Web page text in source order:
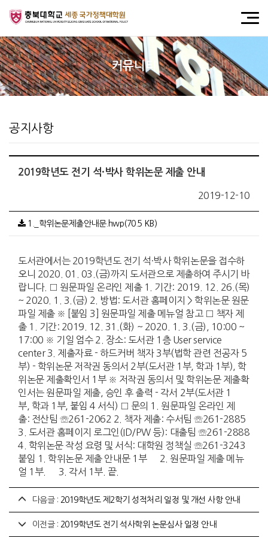
커뮤니티
공지사항
2019학년도 전기 석·박사 학위논문 제출 안내
2019-12-10
1._학위논문제출안내문.hwp(70.5 KB)
도서관에서는 2019학년도 전기 석·박사 학위논문을 접수하
오니 2020. 01. 03.(금)까지 도서관으로 제출하여 주시기 바
랍니다. □ 원문파일 온라인 제출 1. 기간: 2019. 12. 26.(목)
~ 2020. 1. 3.(금) 2. 방법: 도서관 홈페이지 > 학위논문 원문
파일 제출 ※ [붙임 3] 원문파일 제출 메뉴얼 참고 □ 책자 제
출 1. 기간: 2019. 12. 31.(화) ~ 2020. 1. 3.(금), 10:00 ~
17:00 ※ 기일 엄수 2. 장소: 도서관 1층 User service
center 3. 제출자료 - 하드커버 책자 3부(법학 관련 전공자 5
부) - 학위논문 저작권 동의서 2부(도서관 1부, 학과 1부), 학
위논문 제출확인서 1부 ※ 저작권 동의서 및 학위논문 제출확
인서는 원문파일 제출, 승인 후 출력 - 각서 2부(도서관 1
부, 학과 1부, 붙임 4 서식) □ 문의 1. 원문파일 온라인 제
출: 전산팀 ☏261-2062 2. 책자 제출: 수서팀 ☏261-2885
3. 도서관 홈페이지 로그인(ID/PW 등): 대출팀 ☏261-2888
4. 학위논문 작성 요령 및 서식: 대학원 정책실 ☏261-3243
붙임 1. 학위논문 제출 안내문 1부 2. 원문파일 제출 메뉴
얼 1부. 3. 각서 1부. 끝.
다음글 : 2019학년도 제2학기 성적처리 일정 및 개선 사항 안내
이전글 : 2019학년도 전기 석사학위 논문심사 일정 안내